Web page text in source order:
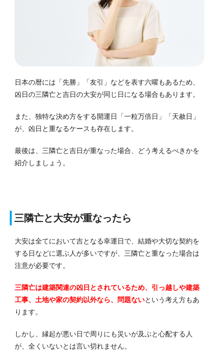
日本の暦には「先勝」「友引」などを表す六曜もあるため、
凶日の三隣亡と吉日の大安が同じ日になる場合もあります。
また、独特な決め方をする開運日「一粒万倍日」「天赦日」
が、凶日と重なるケースも存在します。
最後は、三隣亡と吉日が重なった場合、どう考えるべきかを
紹介しましょう。
三隣亡と大安が重なったら
大安は全てにおいて吉となる幸運日で、結婚や大切な契約を
する日などに選ぶ人が多いですが、三隣亡と重なった場合は
注意が必要です。
三隣亡は建築関連の凶日とされているため、引っ越しや建築
工事、土地や家の契約以外なら、問題ないという考え方もあ
ります。
しかし、縁起が悪い日で周りにも災いが及ぶと心配する人
が、全くいないとは言い切れません。